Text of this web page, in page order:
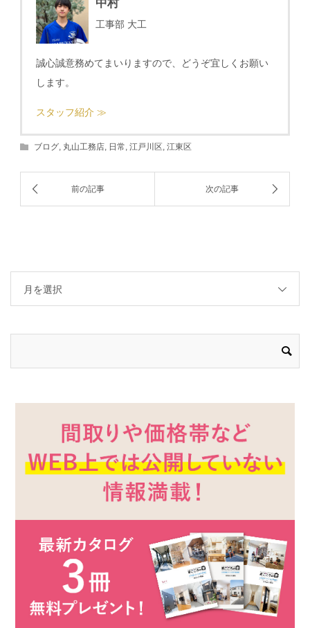
中村
工事部 大工
誠心誠意務めてまいりますので、どうぞ宜しくお願い
します。
スタッフ紹介 ≫
ブログ 丸山工務店 日常 江戸川区 江東区
月を選択